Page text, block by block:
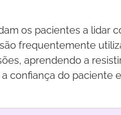
os pacientes a lidar
frequentemente
aprendendo a
confiança do paciente